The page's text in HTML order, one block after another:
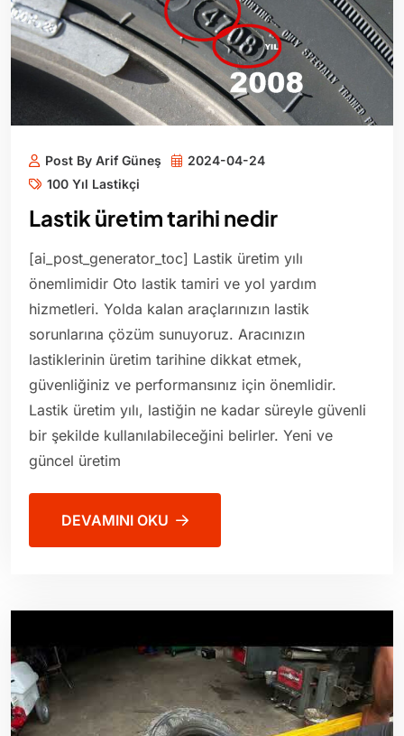
Post By Arif Güneş
2024-04-24
100 Yıl Lastikçi
Lastik üretim tarihi nedir
[ai_post_generator_toc] Lastik üretim yılı
önemlimidir Oto lastik tamiri ve yol yardım
hizmetleri. Yolda kalan araçlarınızın lastik
sorunlarına çözüm sunuyoruz. Aracınızın
lastiklerinin üretim tarihine dikkat etmek,
güvenliğiniz ve performansınız için önemlidir.
Lastik üretim yılı, lastiğin ne kadar süreyle güvenli
bir şekilde kullanılabileceğini belirler. Yeni ve
güncel üretim
DEVAMINI OKU